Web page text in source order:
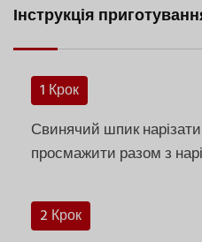
Інструкція
1 Крок
Свинячий шпик
просмажити разом з
2 Крок